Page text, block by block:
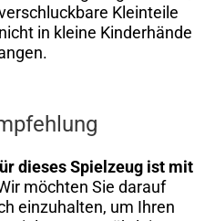
Kleinteile
in kleine Kinderhände
dieses Spielzeug ist mit
möchten Sie darauf
einzuhalten, um Ihren